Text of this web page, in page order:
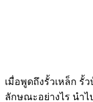
เมื่อพูดถึงรั้วเหล็ก รั้
ลักษณะอย่างไร นำไ